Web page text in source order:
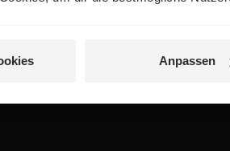
Anpassen